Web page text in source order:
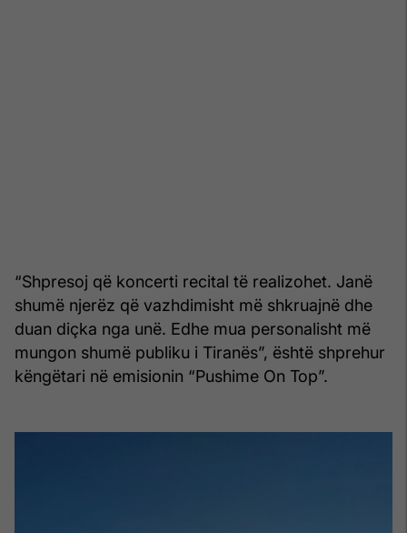
“Shpresoj që koncerti recital të realizohet. Janë
shumë njerëz që vazhdimisht më shkruajnë dhe
duan diçka nga unë. Edhe mua personalisht më
mungon shumë publiku i Tiranës”, është shprehur
këngëtari në emisionin “Pushime On Top”.